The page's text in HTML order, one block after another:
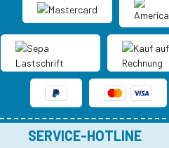
SERVICE-HOTLINE